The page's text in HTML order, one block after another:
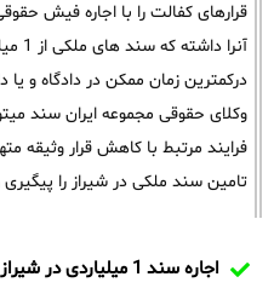
قرارهای کفالت را با اجاره فیش
درکمترین زمان ممکن در دادگاه و یا
وکلای حقوقی مجموعه ایران سند
فرایند مرتبط با کاهش قرار وثیقه
تامین سند ملکی در شیراز را
اجاره سند 1 میلیاردی در شیراز